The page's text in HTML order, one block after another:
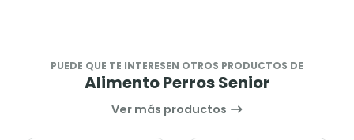
PUEDE QUE TE INTERESEN OTROS PRODUCTOS DE
Alimento Perros Senior
Ver más productos